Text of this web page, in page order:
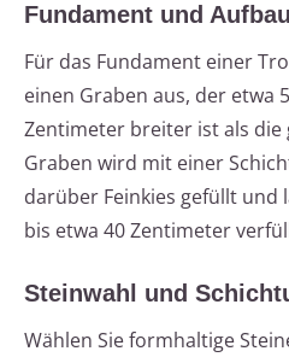
Fundament und Aufbau
Für das Fundament einer
einen Graben aus, der etwa
Zentimeter breiter ist als die
Graben wird mit einer
darüber Feinkies gefüllt und
bis etwa 40 Zentimeter
Steinwahl und
Wählen Sie formhaltige